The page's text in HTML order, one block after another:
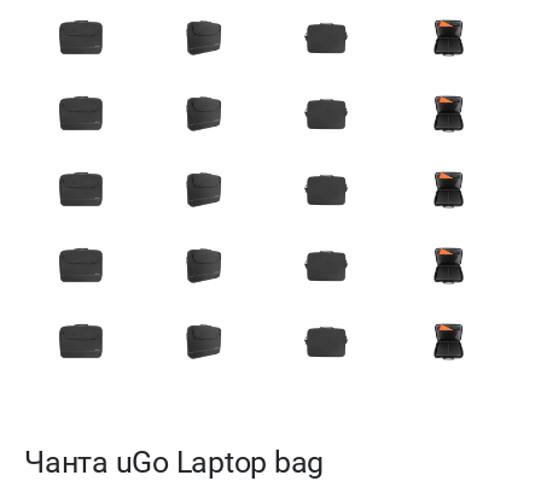
Чанта uGo Laptop bag